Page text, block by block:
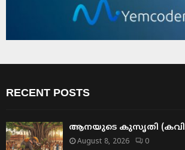
RECENT POSTS
ആനയുടെ കുസൃതി
August 8, 2026 0